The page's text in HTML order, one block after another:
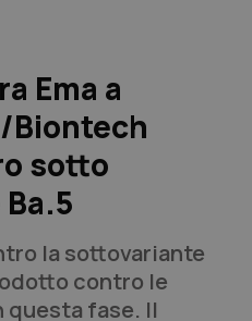
Ema a
Biontech
sotto
la sottovariante
contro le
fase. Il